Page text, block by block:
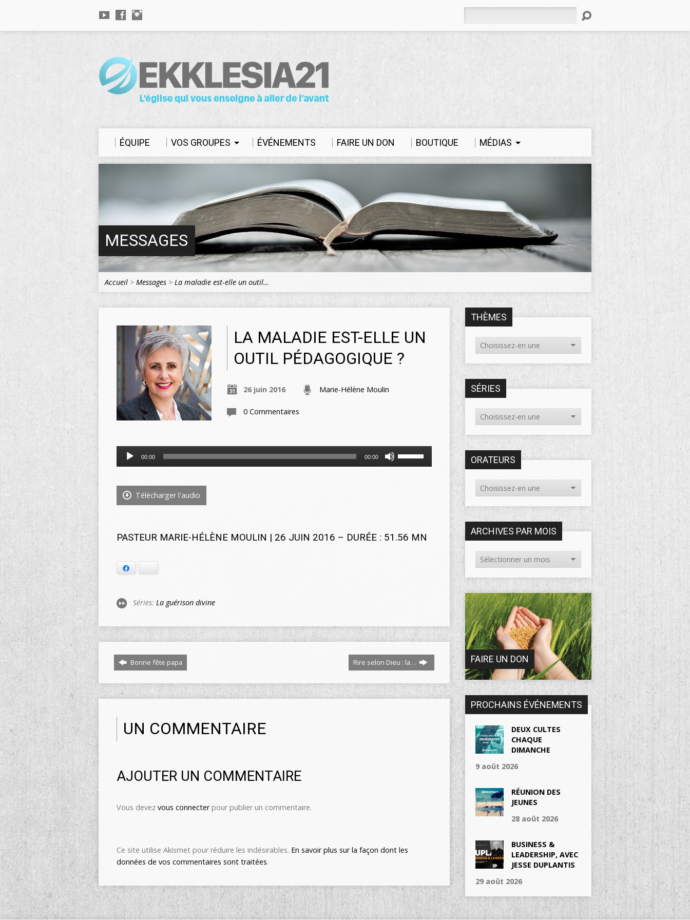
ÉQUIPE VOS GROUPES ÉVÉNEMENTS FAIRE UN DON BOUTIQUE MÉDIAS
MESSAGES
Accueil > Messages > La maladie est-elle un outil…
LA MALADIE EST-ELLE UN
OUTIL PÉDAGOGIQUE ?
26 juin 2016 Marie-Hélène Moulin
0 Commentaires
Lecteur
audio
00:00 00:00
diminuer
Télécharger l'audio
PASTEUR MARIE-HÉLÈNE MOULIN | 26 JUIN 2016 – DURÉE : 51.56 MN
Séries: La guérison divine
Bonne fête papa Rire selon Dieu : la…
UN COMMENTAIRE
AJOUTER UN COMMENTAIRE
Vous devez vous connecterpour publier un commentaire.
Ce site utilise Akismet pour réduire les indésirables. En savoir plus sur la façon dont les
données de vos commentaires sont traitées.
THÈMES
SÉRIES
ORATEURS
ARCHIVES PAR MOIS
FAIRE UN DON
PROCHAINS ÉVÉNEMENTS
DEUX CULTES
CHAQUE
DIMANCHE
9 août 2026
RÉUNION DES
JEUNES
28 août 2026
BUSINESS &
LEADERSHIP, AVEC
JESSE DUPLANTIS
29 août 2026